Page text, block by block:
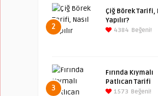
2
Çiğ Börek Tarifi,
Yapılır?
4384 Beğeni!
3
Fırında Kıymalı
Patlıcan Tarifi
1573 Beğeni!